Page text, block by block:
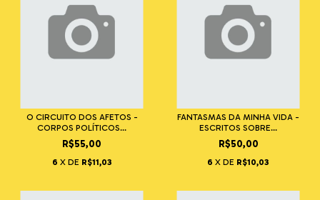
O CIRCUITO DOS AFETOS -
CORPOS POLÍTICOS...
R$55,00
6 X DE R$11,03
FANTASMAS DA MINHA VIDA -
ESCRITOS SOBRE...
R$50,00
6 X DE R$10,03